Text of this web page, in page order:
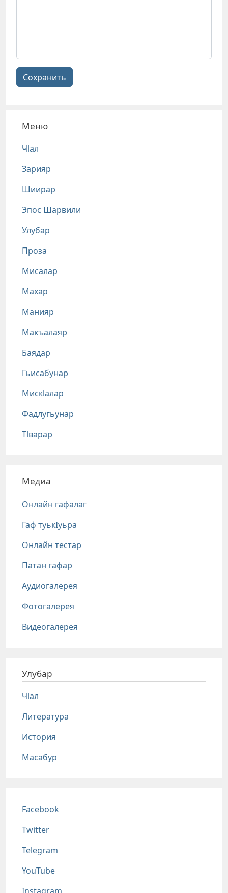
Сохранить
Меню
Чlал
Зарияр
Шиирар
Эпос Шарвили
Улубар
Проза
Мисалар
Махар
Манияр
Макъалаяр
Баядар
Гьисабунар
Мискlалар
Фадлугьунар
Тlварар
Медиа
Онлайн гафалаг
Гаф туькIуьра
Онлайн тестар
Патан гафар
Аудиогалерея
Фотогалерея
Видеогалерея
Улубар
Чlал
Литература
История
Масабур
Соц сети
Facebook
Twitter
Telegram
YouTube